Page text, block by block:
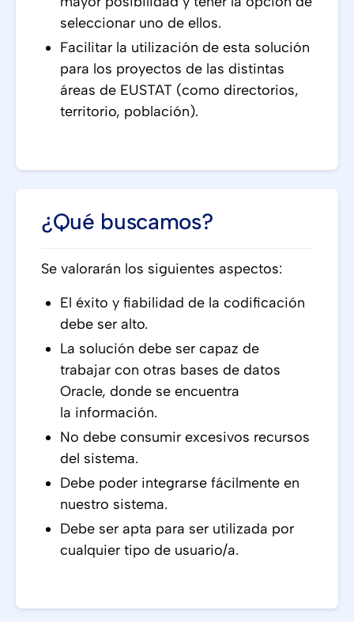
seleccionar uno de ellos.
Facilitar la utilización de esta solución
para los proyectos de las distintas
áreas de EUSTAT (como directorios,
territorio, población).
¿Qué buscamos?
Se valorarán los siguientes aspectos:
El éxito y fiabilidad de la codificación
debe ser alto.
La solución debe ser capaz de
trabajar con otras bases de datos
Oracle, donde se encuentra
la información.
No debe consumir excesivos recursos
del sistema.
Debe poder integrarse fácilmente en
nuestro sistema.
Debe ser apta para ser utilizada por
cualquier tipo de usuario/a.